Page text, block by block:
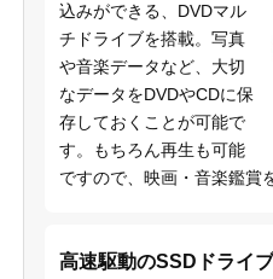
込みができる、DVDマル
チドライブを搭載。写真
や音楽データなど、大切
なデータをDVDやCDに保
存しておくことが可能で
す。もちろん再生も可能
ですので、映画・音楽鑑賞
高速駆動のSSDドライ